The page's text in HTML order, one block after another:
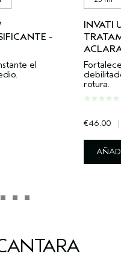
-
el
INVATI
rotura.
€46.00 |